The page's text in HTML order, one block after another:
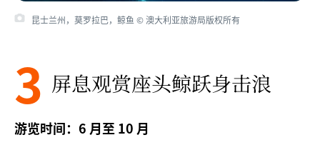
昆士兰州，莫罗拉巴，鲸鱼 © 澳大利亚旅游局版权所有
3 屏息观赏座头鲸跃身击浪
游览时间：6 月至 10 月